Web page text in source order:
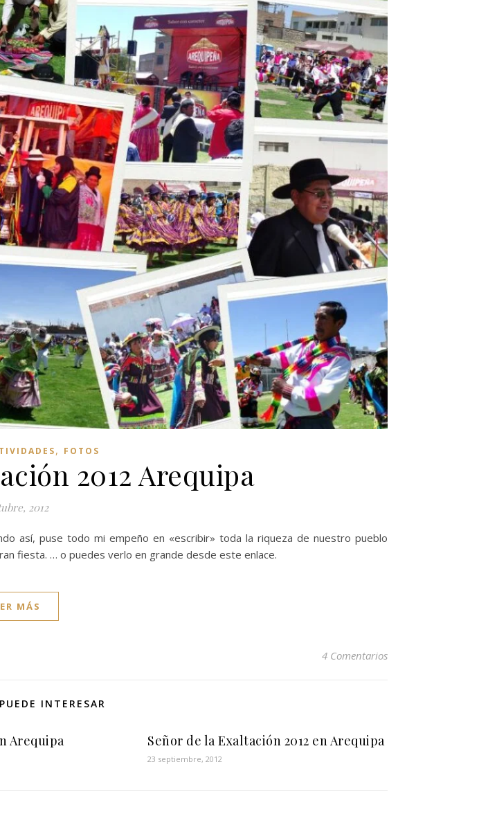
, FOTOS
2012 Arequipa
2012
así, puse todo mi empeño en «escribir» toda la riqueza de nuestro pueblo
fiesta. … o puedes verlo en grande desde este enlace.
MÁS
4 Comentarios
INTERESAR
Arequipa Señor de la Exaltación 2012 en Arequipa
23 septiembre, 2012